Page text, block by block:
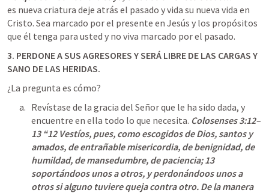
es nueva criatura deje atrás el pasado y vida su nueva vida en
Cristo. Sea marcado por el presente en Jesús y los propósitos
que él tenga para usted y no viva marcado por el pasado.
3. PERDONE A SUS AGRESORES Y SERÁ LIBRE DE LAS CARGAS Y
SANO DE LAS HERIDAS.
¿La pregunta es cómo?
Revístase de la gracia del Señor que le ha sido dada, y
encuentre en ella todo lo que necesita. Colosenses 3:12–
13 “12 Vestíos, pues, como escogidos de Dios, santos y
amados, de entrañable misericordia, de benignidad, de
humildad, de mansedumbre, de paciencia; 13
soportándoos unos a otros, y perdonándoos unos a
otros si alguno tuviere queja contra otro. De la manera